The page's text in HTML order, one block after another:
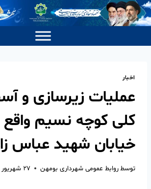
اخبار
عملیات زیرسازی و
کلی کوچه نسیم واقع
خیابان شهید عباس
توسطروابط عمومی شهرداری بومهن ۲۷ شهریور ۱۴۰۴